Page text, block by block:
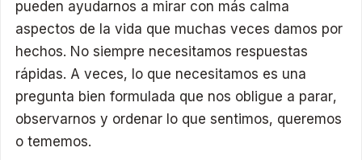
pueden ayudarnos a mirar con más calma
aspectos de la vida que muchas veces damos por
hechos. No siempre necesitamos respuestas
rápidas. A veces, lo que necesitamos es una
pregunta bien formulada que nos obligue a parar,
observarnos y ordenar lo que sentimos, queremos
o tememos.